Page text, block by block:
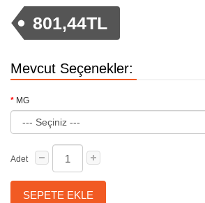
801,44TL
Mevcut Seçenekler:
MG
Adet
SEPETE EKLE